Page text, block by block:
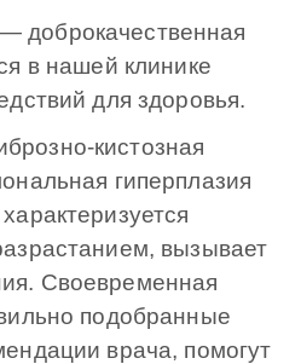
― доброкачественная
в нашей клинике
для здоровья.
кистозная
гиперплазия
вызывает
Своевременная
подобранные
врача, помогут